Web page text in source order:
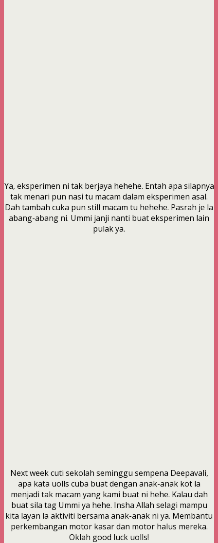
Ya, eksperimen ni tak berjaya hehehe. Entah apa silapnya
tak menari pun nasi tu macam dalam eksperimen asal.
Dah tambah cuka pun still macam tu hehehe. Pasrah je la
abang-abang ni. Ummi janji nanti buat eksperimen lain
pulak ya.
Next week cuti sekolah seminggu sempena Deepavali,
apa kata uolls cuba buat dengan anak-anak kot la
menjadi tak macam yang kami buat ni hehe. Kalau dah
buat sila tag Ummi ya hehe. Insha Allah selagi mampu
kita layan la aktiviti bersama anak-anak ni ya. Membantu
perkembangan motor kasar dan motor halus mereka.
Oklah good luck uolls!